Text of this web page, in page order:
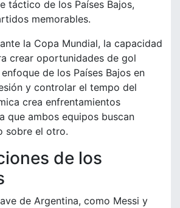
táctico de los Países Bajos,
memorables.
la Copa Mundial, la capacidad
crear oportunidades de gol
de los Países Bajos en
y controlar el tempo del
crea enfrentamientos
que ambos equipos buscan
sobre el otro.
de los
de Argentina, como Messi y